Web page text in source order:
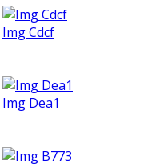
Img Cdcf
Img Dea1